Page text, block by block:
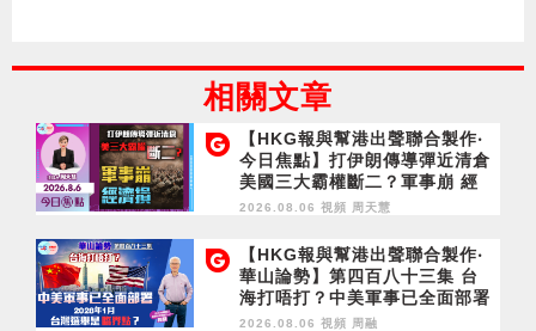
相關文章
【HKG報與幫港出聲聯合製作‧
今日焦點】打伊朗傳導彈近清倉
美國三大霸權斷二？軍事崩 經
濟損
2026.08.06 視頻 周天慧
【HKG報與幫港出聲聯合製作‧
華山論勢】第四百八十三集 台
海打唔打？中美軍事已全面部署
2028年1月台灣選舉是臨界點？
2026.08.06 視頻 周融